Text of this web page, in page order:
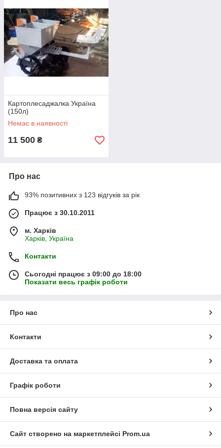
Картоплесаджалка Україна
(150л)
Немає в наявності
11 500 ₴
Про нас
93% позитивних з 123 відгуків за рік
Працює з 30.10.2011
м. Харків
Харків, Україна
Контакти
Сьогодні працює з 09:00 до 18:00
Показати весь графік роботи
Про нас
Контакти
Доставка та оплата
Графік роботи
Повна версія сайту
Сайт створено на маркетплейсі Prom.ua